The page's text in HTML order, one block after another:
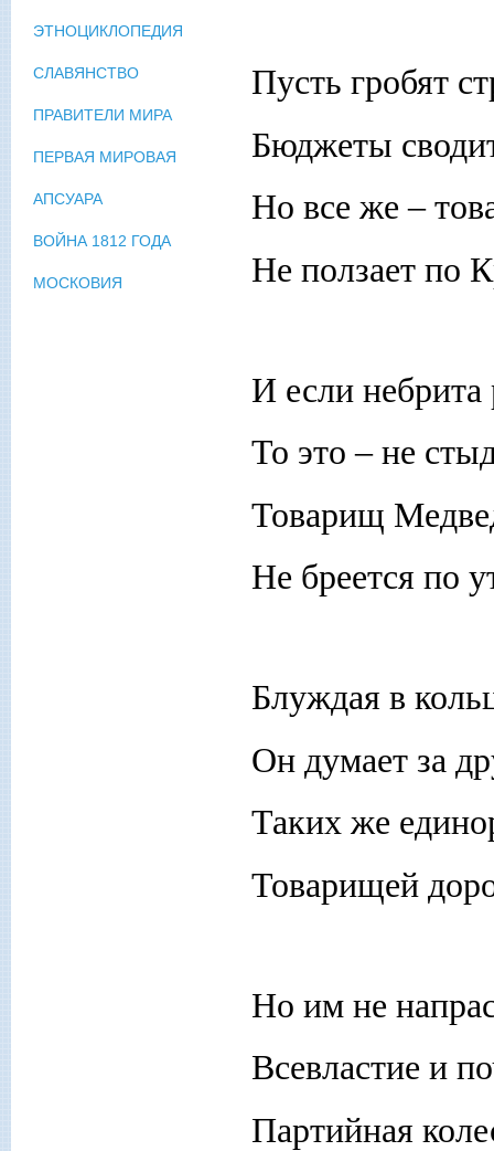
Пусть гробят
Бюджеты
Но все же –
Не ползает по
И если небрита
То это – не
Товарищ
Не бреется по
Блуждая в
Он думает за
Таких же
Товарищей
Но им не
Всевластие и
Партийная
ЭТНОЦИКЛОПЕДИЯ
СЛАВЯНСТВО
ПРАВИТЕЛИ МИРА
ПЕРВАЯ МИРОВАЯ
АПСУАРА
ВОЙНА 1812 ГОДА
МОСКОВИЯ